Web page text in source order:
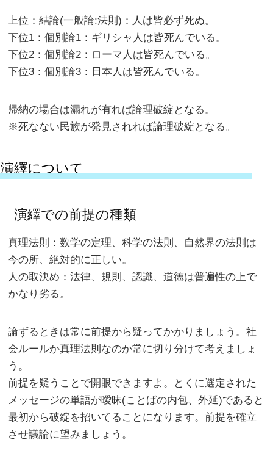
上位：結論(一般論:法則)：人は皆必ず死ぬ。
下位1：個別論1：ギリシャ人は皆死んでいる。
下位2：個別論2：ローマ人は皆死んでいる。
下位3：個別論3：日本人は皆死んでいる。
帰納の場合は漏れが有れば論理破綻となる。
※死なない民族が発見されれば論理破綻となる。
演繹について
演繹での前提の種類
真理法則：数学の定理、科学の法則、自然界の法則は
今の所、絶対的に正しい。
人の取決め：法律、規則、認識、道徳は普遍性の上で
かなり劣る。
論ずるときは常に前提から疑ってかかりましょう。社
会ルールか真理法則なのか常に切り分けて考えましょ
う。
前提を疑うことで開眼できますよ。とくに選定された
メッセージの単語が曖昧(ことばの内包、外延)であると
最初から破綻を招いてることになります。前提を確立
させ議論に望みましょう。